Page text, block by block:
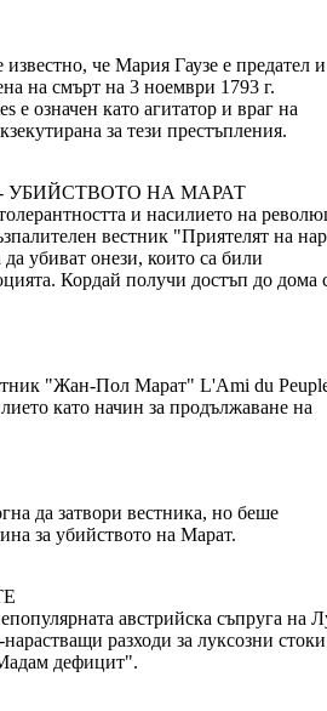
че Мария Гаузе е предател
на смърт на 3 ноември 1793 г.
е означен като агитатор и враг на
за тези престъпления.
УБИЙСТВОТО НА МАРАТ
и насилието на
вестник "Приятелят на
да убиват онези, които са били
Кордай получи достъп до дома
"Жан-Пол Марат" L'Ami du
като начин за продължаване на
да затвори вестника, но беше
за убийството на Марат.
австрийска съпруга на
разходи за луксозни
дефицит".